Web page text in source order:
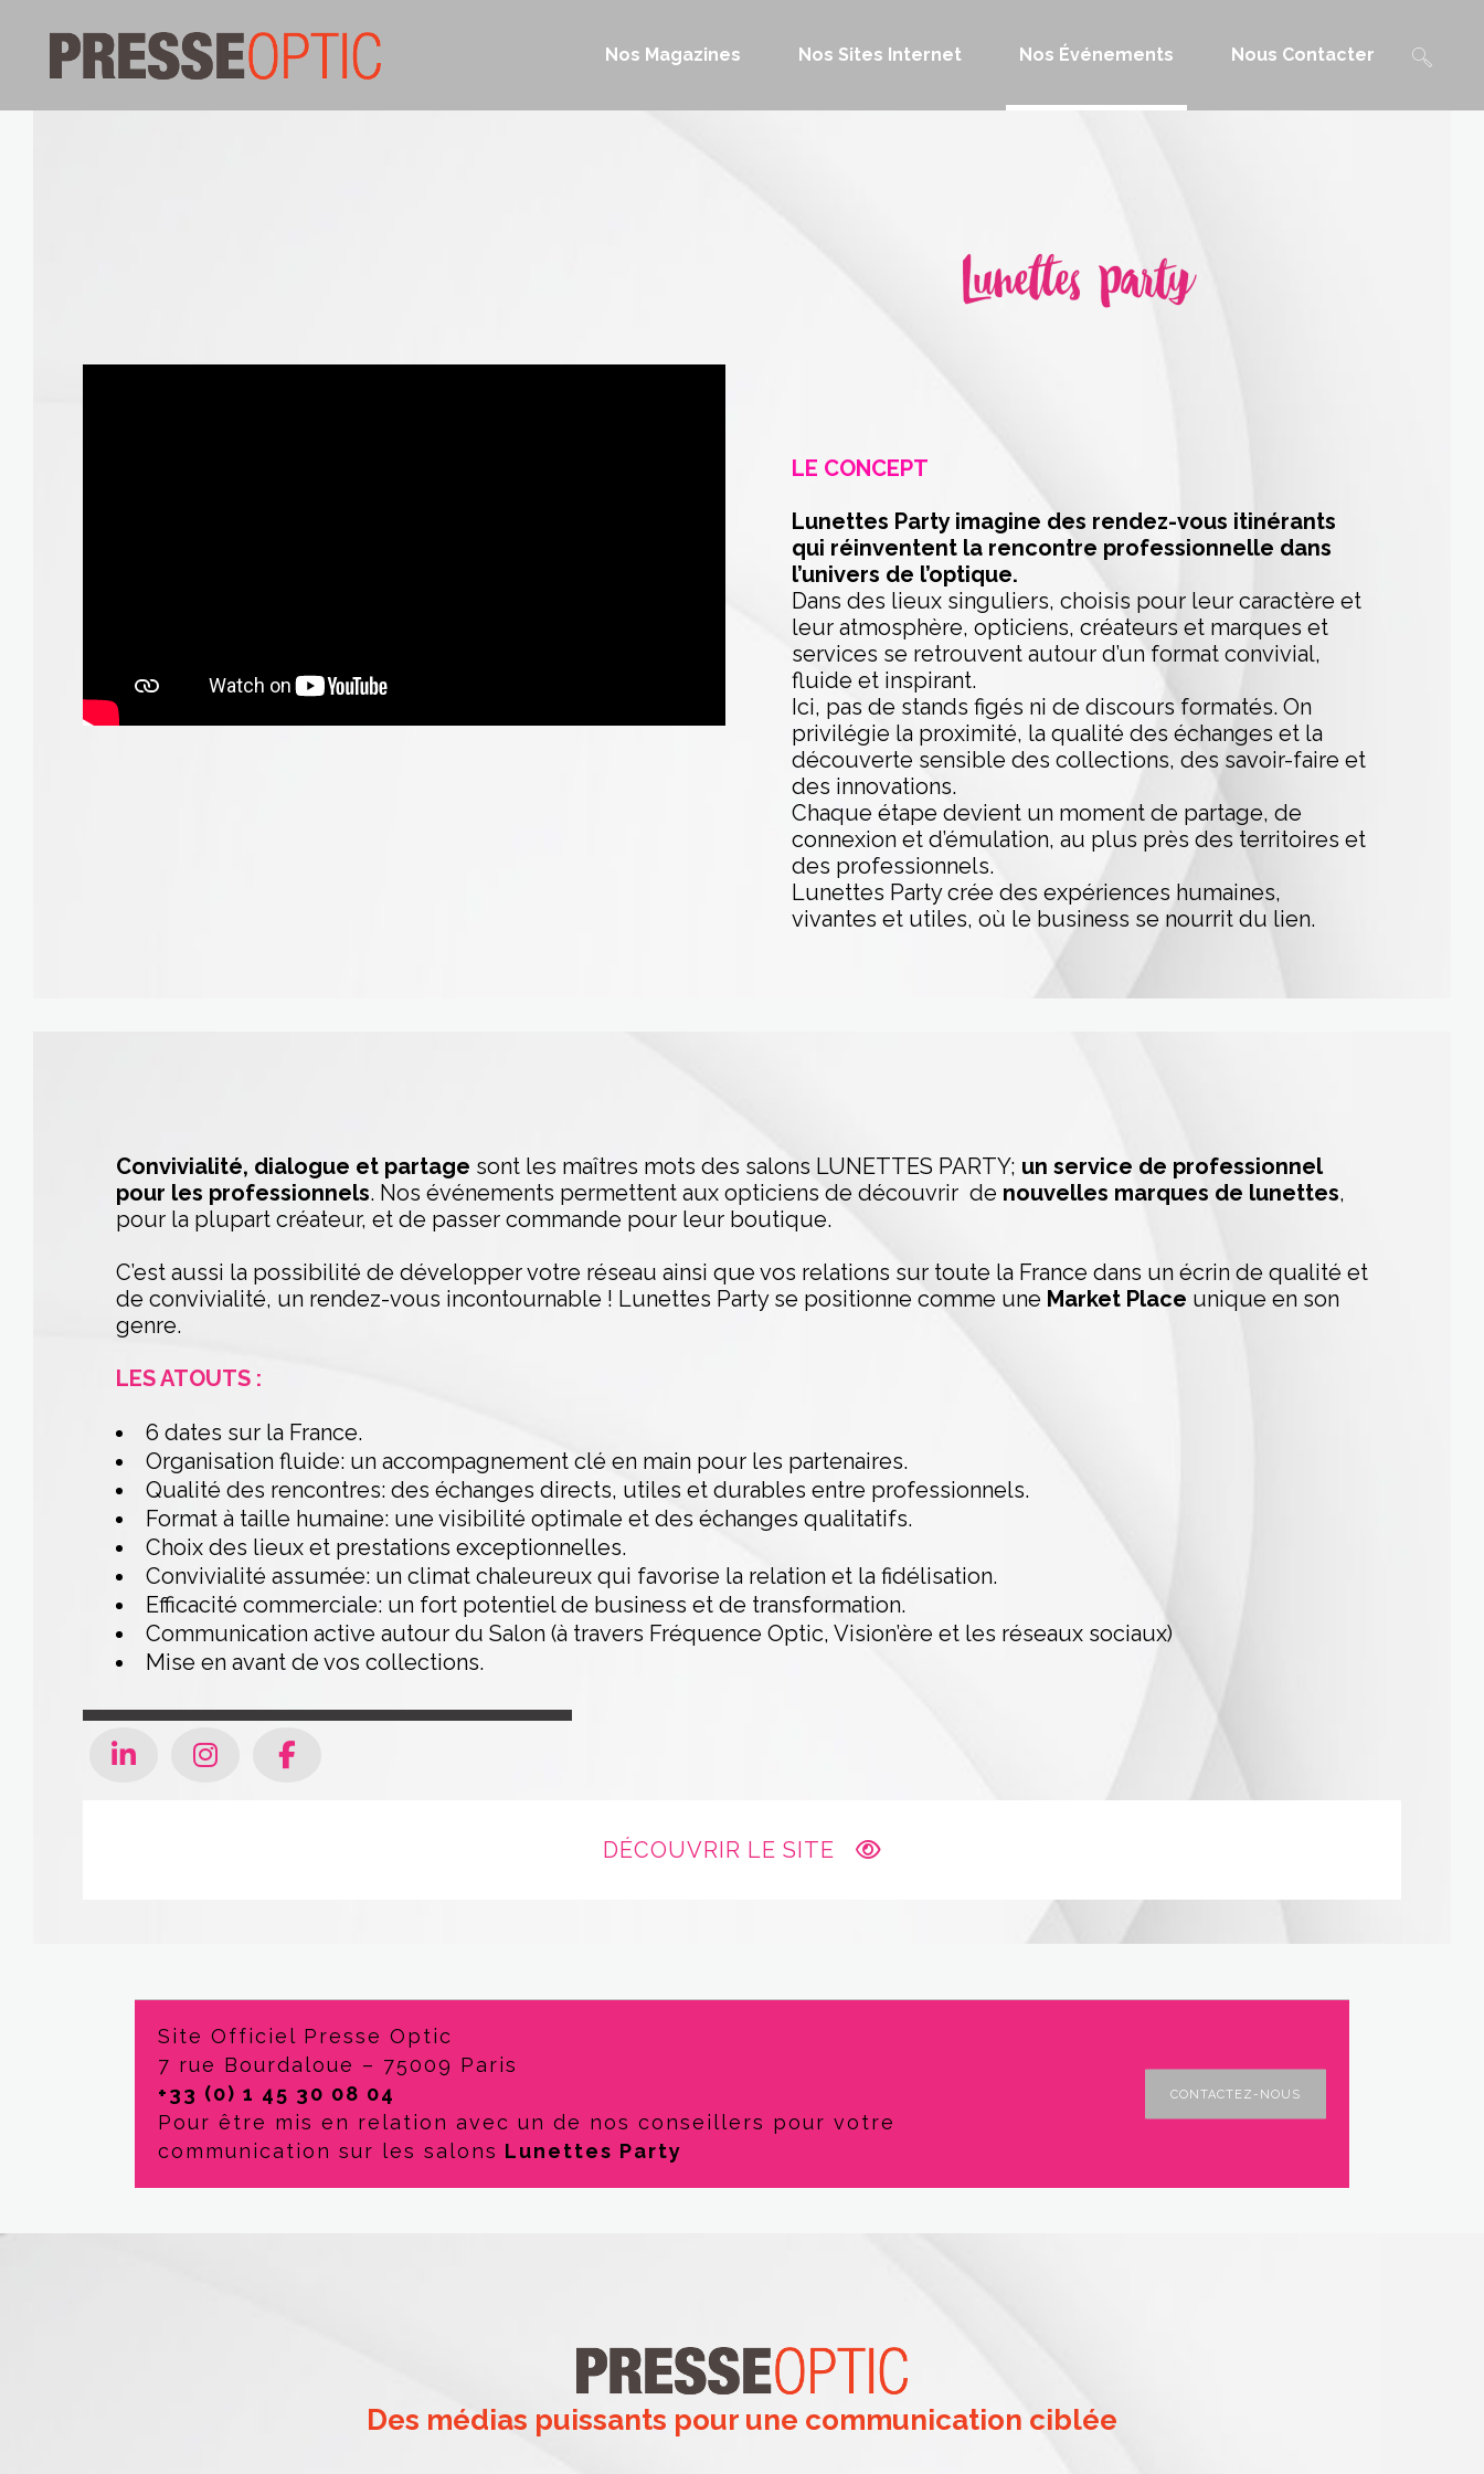
Nos Magazines Nos Sites Internet Nos Événements Nous Contacter
LE CONCEPT
Lunettes Party imagine des rendez-vous itinérants
qui réinventent la rencontre professionnelle dans
l’univers de l’optique.
Dans des lieux singuliers, choisis pour leur caractère et
leur atmosphère, opticiens, créateurs et marques et
services se retrouvent autour d’un format convivial,
fluide et inspirant.
Ici, pas de stands figés ni de discours formatés. On
privilégie la proximité, la qualité des échanges et la
découverte sensible des collections, des savoir-faire et
des innovations.
Chaque étape devient un moment de partage, de
connexion et d’émulation, au plus près des territoires et
des professionnels.
Lunettes Party crée des expériences humaines,
vivantes et utiles, où le business se nourrit du lien.
Convivialité, dialogue et partage sont les maîtres mots des salons LUNETTES PARTY; un service de professionnel
pour les professionnels. Nos événements permettent aux opticiens de découvrir de nouvelles marques de lunettes,
pour la plupart créateur, et de passer commande pour leur boutique.
C’est aussi la possibilité de développer votre réseau ainsi que vos relations sur toute la France dans un écrin de qualité et
de convivialité, un rendez-vous incontournable ! Lunettes Party se positionne comme une Market Place unique en son
genre.
LES ATOUTS :
6 dates sur la France.
Organisation fluide: un accompagnement clé en main pour les partenaires.
Qualité des rencontres: des échanges directs, utiles et durables entre professionnels.
Format à taille humaine: une visibilité optimale et des échanges qualitatifs.
Choix des lieux et prestations exceptionnelles.
Convivialité assumée: un climat chaleureux qui favorise la relation et la fidélisation.
Efficacité commerciale: un fort potentiel de business et de transformation.
Communication active autour du Salon (à travers Fréquence Optic, Vision’ère et les réseaux sociaux)
Mise en avant de vos collections.
DÉCOUVRIR LE SITE
Site Officiel Presse Optic
7 rue Bourdaloue – 75009 Paris
+33 (0) 1 45 30 08 04
Pour être mis en relation avec un de nos conseillers pour votre
communication sur les salons Lunettes Party
CONTACTEZ-NOUS
Des médias puissants pour une communication ciblée